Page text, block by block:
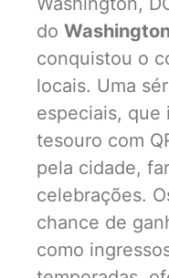
do
conquistou o
locais. Uma
especiais, que
tesouro com
pela cidade,
celebrações.
chance de
como